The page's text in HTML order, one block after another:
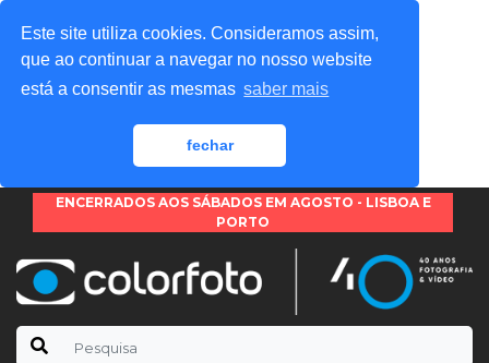
Este site utiliza cookies. Consideramos assim,
que ao continuar a navegar no nosso website
está a consentir as mesmas saber mais
fechar
ENCERRADOS AOS SÁBADOS EM AGOSTO - LISBOA E
PORTO